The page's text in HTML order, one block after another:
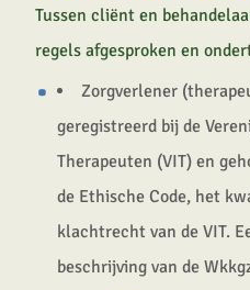
Tussen cliënt en
regels afgesproken en
Zorgverlener
geregistreerd bij de
Therapeuten (VIT) en
de Ethische Code, het
klachtrecht van de VIT.
beschrijving van de